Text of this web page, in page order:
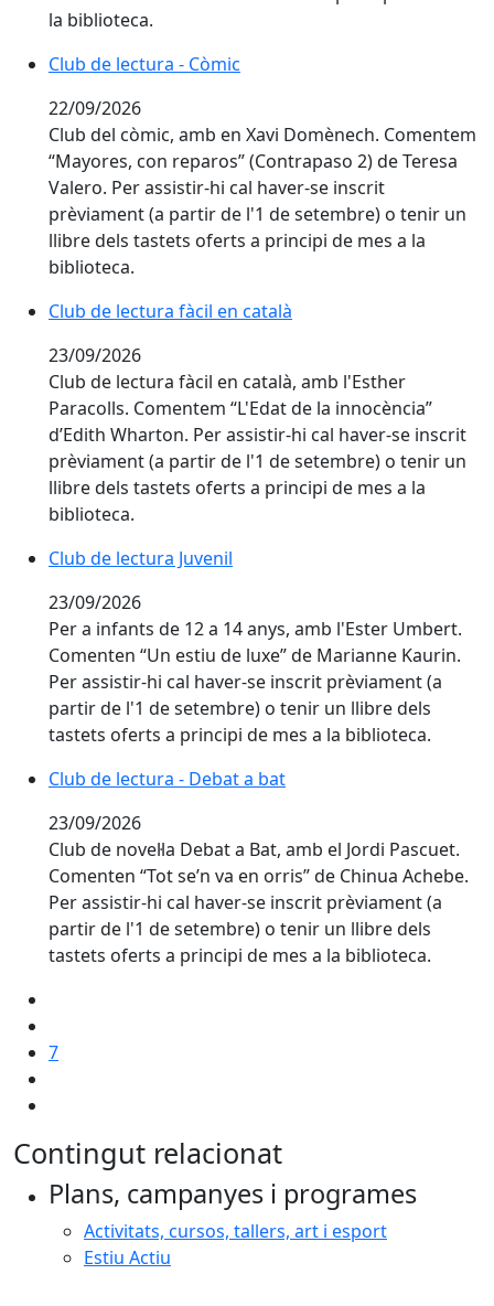
la biblioteca.
Club de lectura - Còmic
22/09/2026
Club del còmic, amb en Xavi Domènech. Comentem
“Mayores, con reparos” (Contrapaso 2) de Teresa
Valero. Per assistir-hi cal haver-se inscrit
prèviament (a partir de l'1 de setembre) o tenir un
llibre dels tastets oferts a principi de mes a la
biblioteca.
Club de lectura fàcil en català
23/09/2026
Club de lectura fàcil en català, amb l'Esther
Paracolls. Comentem “L'Edat de la innocència”
d’Edith Wharton. Per assistir-hi cal haver-se inscrit
prèviament (a partir de l'1 de setembre) o tenir un
llibre dels tastets oferts a principi de mes a la
biblioteca.
Club de lectura Juvenil
23/09/2026
Per a infants de 12 a 14 anys, amb l'Ester Umbert.
Comenten “Un estiu de luxe” de Marianne Kaurin.
Per assistir-hi cal haver-se inscrit prèviament (a
partir de l'1 de setembre) o tenir un llibre dels
tastets oferts a principi de mes a la biblioteca.
Club de lectura - Debat a bat
23/09/2026
Club de novel·la Debat a Bat, amb el Jordi Pascuet.
Comenten “Tot se’n va en orris” de Chinua Achebe.
Per assistir-hi cal haver-se inscrit prèviament (a
partir de l'1 de setembre) o tenir un llibre dels
tastets oferts a principi de mes a la biblioteca.
7
Contingut relacionat
Plans, campanyes i programes
Activitats, cursos, tallers, art i esport
Estiu Actiu